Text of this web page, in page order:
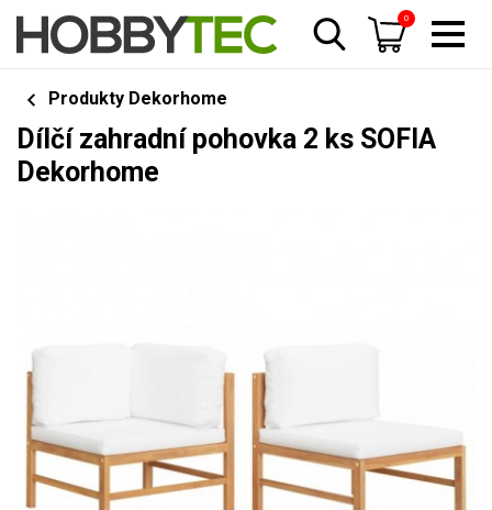
0
Produkty Dekorhome
Dílčí zahradní pohovka 2 ks SOFIA
Dekorhome